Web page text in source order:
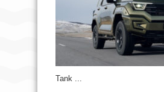
Tank ...